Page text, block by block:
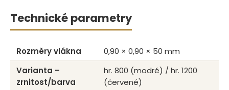
Technické parametry
Rozměry vlákna
0,90 × 0,90 × 50 mm
Varianta –
zrnitost/barva
hr. 800 (modré) / hr. 1200
(červené)